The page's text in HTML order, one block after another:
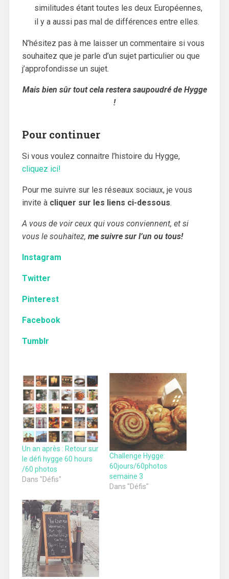
similitudes étant toutes les deux Européennes,
il y a aussi pas mal de différences entre elles.
N’hésitez pas à me laisser un commentaire si vous
souhaitez que je parle d’un sujet particulier ou que
j’approfondisse un sujet.
Mais bien sûr tout cela restera saupoudré de Hygge
!
Pour continuer
Si vous voulez connaitre l’histoire du Hygge,
cliquez ici!
Pour me suivre sur les réseaux sociaux, je vous
invite à cliquer sur les liens ci-dessous.
A vous de voir ceux qui vous conviennent, et si
vous le souhaitez, me suivre sur l’un ou tous!
Instagram
Twitter
Pinterest
Facebook
Tumblr
Un an après : Retour sur
le défi hygge 60 hours
/60 photos
Dans "Défis"
Challenge Hygge:
60jours/60photos
semaine 3
Dans "Défis"